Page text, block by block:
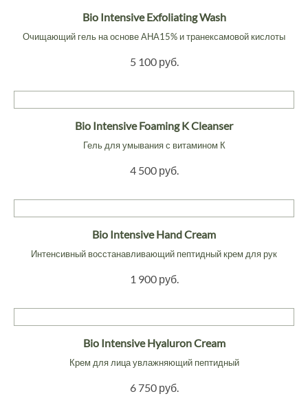
Bio Intensive Exfoliating Wash
Очищающий гель на основе АНА15% и транексамовой кислоты
5 100 руб.
Bio Intensive Foaming K Cleanser
Гель для умывания с витамином К
4 500 руб.
Bio Intensive Hand Cream
Интенсивный восстанавливающий пептидный крем для рук
1 900 руб.
Bio Intensive Hyaluron Cream
Крем для лица увлажняющий пептидный
6 750 руб.